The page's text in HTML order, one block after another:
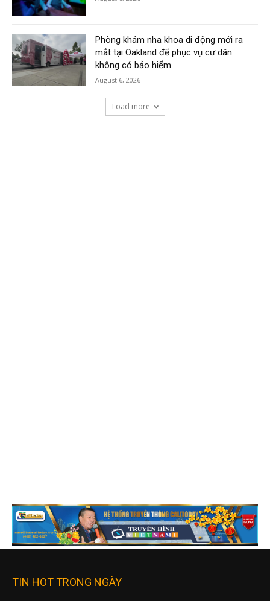
Phòng khám nha khoa di động mới ra
mắt tại Oakland để phục vụ cư dân
không có bảo hiểm
August 6, 2026
Load more
TIN HOT TRONG NGÀY